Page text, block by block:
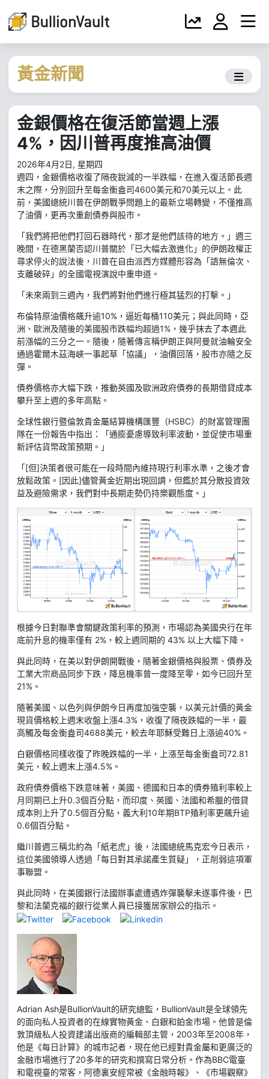
黃金新聞
金銀價格在復活節當週上漲
4%，因川普再度推高油價
2026年4月2日, 星期四
週四，金銀價格收復了隔夜銳減的一半跌幅，在進入復活節長週
末之際，分別回升至每金衡盎司4600美元和70美元以上。此
前，美國總統川普在伊朗戰爭問題上的最新立場轉變，不僅推高
了油價，更再次重創債券與股市。
「我們將把他們打回石器時代，那才是他們該待的地方。」週三
晚間，在德黑蘭否認川普關於「已大幅去激進化」的伊朗政權正
尋求停火的說法後，川普在自由派西方媒體形容為「語無倫次、
支離破碎」的全國電視演說中重申道。
「未來兩到三週內，我們將對他們進行極其猛烈的打擊。」
布倫特原油價格飆升逾10%，逼近每桶110美元；與此同時，亞
洲、歐洲及隨後的美國股市跌幅均超過1%，幾乎抹去了本週此
前漲幅的三分之一。隨後，隨著傳言稱伊朗正與阿曼就油輪安全
通過霍爾木茲海峽一事起草「協議」，油價回落，股市亦隨之反
彈。
債券價格亦大幅下跌，推動英國及歐洲政府債券的長期借貸成本
攀升至上週的多年高點。
全球性銀行暨倫敦貴金屬結算機構匯豐（HSBC）的財富管理團
隊在一份報告中指出：「通膨憂慮導致利率波動，並促使市場重
新評估貨幣政策預期。」
「[但]決策者很可能在一段時間內維持現行利率水準，之後才會
放鬆政策。[因此]儘管黃金近期出現回調，但鑑於其分散投資效
益及避險需求，我們對中長期走勢仍持樂觀態度。」
根據今日對聯準會關鍵政策利率的預測，市場認為美國央行在年
底前升息的機率僅有 2%，較上週同期的 43% 以上大幅下降。
與此同時，在美以對伊朗開戰後，隨著金銀價格與股票、債券及
工業大宗商品同步下跌，降息機率曾一度降至零，如今已回升至
21%。
隨著美國、以色列與伊朗今日再度加強空襲，以美元計價的黃金
現貨價格較上週末收盤上漲4.3%，收復了隔夜跌幅的一半，最
高觸及每金衡盎司4688美元，較去年耶穌受難日上漲逾40%。
白銀價格同樣收復了昨晚跌幅的一半，上漲至每金衡盎司72.81
美元，較上週末上漲4.5%。
政府債券價格下跌意味著，美國、德國和日本的債券殖利率較上
月同期已上升0.3個百分點，而印度、英國、法國和希臘的借貸
成本則上升了0.5個百分點，義大利10年期BTP殖利率更飆升逾
0.6個百分點。
繼川普週三稱北約為「紙老虎」後，法國總統馬克宏今日表示，
這位美國領導人透過「每日對其承諾產生質疑」，正削弱這項軍
事聯盟。
與此同時，在美國銀行法國辦事處遭遇炸彈襲擊未遂事件後，巴
黎和法蘭克福的銀行從業人員已接獲居家辦公的指示。
Adrian Ash是BullionVault的研究總監，BullionVault是全球領先
的面向私人投資者的在線實物黃金、白銀和鉑金市場。他曾是倫
敦頂級私人投資建議出版商的編輯部主管，2003年至2008年，
他是《每日計算》的城市記者，現在他已經對貴金屬和更廣泛的
金融市場進行了20多年的研究和撰寫日常分析。作為BBC電臺
和電視臺的常客，阿德裏安經常被《金融時報》、《市場觀察》